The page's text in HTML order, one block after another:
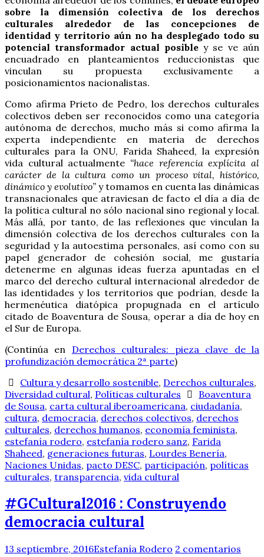
sobre la dimensión colectiva de los derechos
culturales alrededor de las concepciones de
identidad y territorio aún no ha desplegado todo su
potencial transformador actual posibley se ve aún
encuadrado en planteamientos reduccionistas que
vinculan su propuesta exclusivamente a
posicionamientos nacionalistas.
Como afirma Prieto de Pedro, los derechos culturales
colectivos deben ser reconocidos como una categoría
autónoma de derechos, mucho más si como afirma la
experta independiente en materia de derechos
culturales para la ONU, Farida Shaheed, la expresión
vida cultural actualmente “hace referencia explícita al
carácter de la cultura como un proceso vital, histórico,
dinámico y evolutivo” y tomamos en cuenta las dinámicas
transnacionales que atraviesan de facto el día a día de
la política cultural no sólo nacional sino regional y local.
Más allá, por tanto, de las reflexiones que vinculan la
dimensión colectiva de los derechos culturales con la
seguridad y la autoestima personales, así como con su
papel generador de cohesión social, me gustaría
detenerme en algunas ideas fuerza apuntadas en el
marco del derecho cultural internacional alrededor de
las identidades y los territorios que podrían, desde la
hermenéutica diatópica propugnada en el artículo
citado de Boaventura de Sousa, operar a día de hoy en
el Sur de Europa.
(Continúa en Derechos culturales: pieza clave de la
profundización democrática 2ª parte)
Cultura y desarrollo sostenible, Derechos culturales,
Diversidad cultural, Políticas culturales
Boaventura
de Sousa, carta cultural iberoamericana, ciudadanía,
cultura, democracia, derechos colectivos, derechos
culturales, derechos humanos, economía feminista,
estefanía rodero, estefanía rodero sanz, Farida
Shaheed, generaciones futuras, Lourdes Benería,
Naciones Unidas, pacto DESC, participación, políticas
culturales, transparencia, vida cultural
#GCultural2016 : Construyendo
democracia cultural
13 septiembre, 2016Estefanía Rodero 2 comentarios